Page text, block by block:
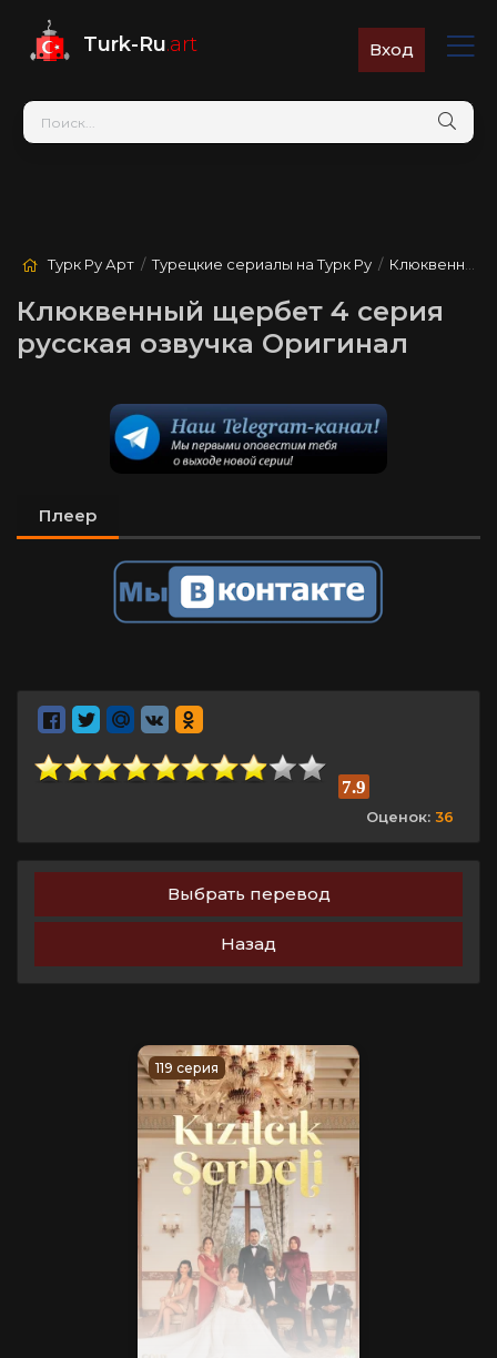
Turk-Ru.art Вход
Турк Ру Арт /Турецкие сериалы на Турк Ру / Клюквенный щербет
Клюквенный щербет 4 серия
русская озвучка Оригинал
Плеер
7.9
Оценок: 36
Выбрать перевод
Назад
119 серия